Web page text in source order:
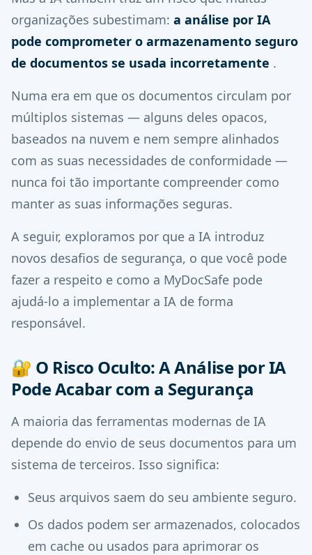
organizações subestimam: a análise por IA
pode comprometer o armazenamento seguro
de documentos se usada incorretamente .
Numa era em que os documentos circulam por
múltiplos sistemas — alguns deles opacos,
baseados na nuvem e nem sempre alinhados
com as suas necessidades de conformidade —
nunca foi tão importante compreender como
manter as suas informações seguras.
A seguir, exploramos por que a IA introduz
novos desafios de segurança, o que você pode
fazer a respeito e como a MyDocSafe pode
ajudá-lo a implementar a IA de forma
responsável.
🔐 O Risco Oculto: A Análise por IA
Pode Acabar com a Segurança
A maioria das ferramentas modernas de IA
depende do envio de seus documentos para um
sistema de terceiros. Isso significa:
Seus arquivos saem do seu ambiente seguro.
Os dados podem ser armazenados, colocados
em cache ou usados para aprimorar os